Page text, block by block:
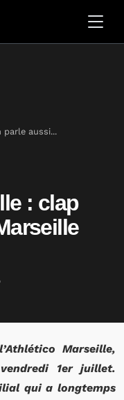
parle aussi...
: clap
Marseille,
1er juillet.
qui a longtemps